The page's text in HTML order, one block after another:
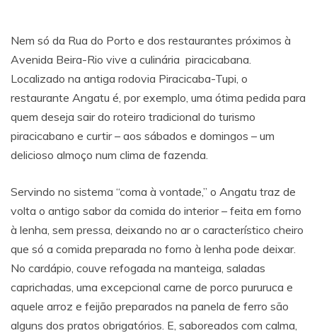
Nem só da Rua do Porto e dos restaurantes próximos à
Avenida Beira-Rio vive a culinária piracicabana.
Localizado na antiga rodovia Piracicaba-Tupi, o
restaurante Angatu é, por exemplo, uma ótima pedida para
quem deseja sair do roteiro tradicional do turismo
piracicabano e curtir – aos sábados e domingos – um
delicioso almoço num clima de fazenda.
Servindo no sistema “coma à vontade,” o Angatu traz de
volta o antigo sabor da comida do interior – feita em forno
à lenha, sem pressa, deixando no ar o característico cheiro
que só a comida preparada no forno à lenha pode deixar.
No cardápio, couve refogada na manteiga, saladas
caprichadas, uma excepcional carne de porco pururuca e
aquele arroz e feijão preparados na panela de ferro são
alguns dos pratos obrigatórios. E, saboreados com calma,